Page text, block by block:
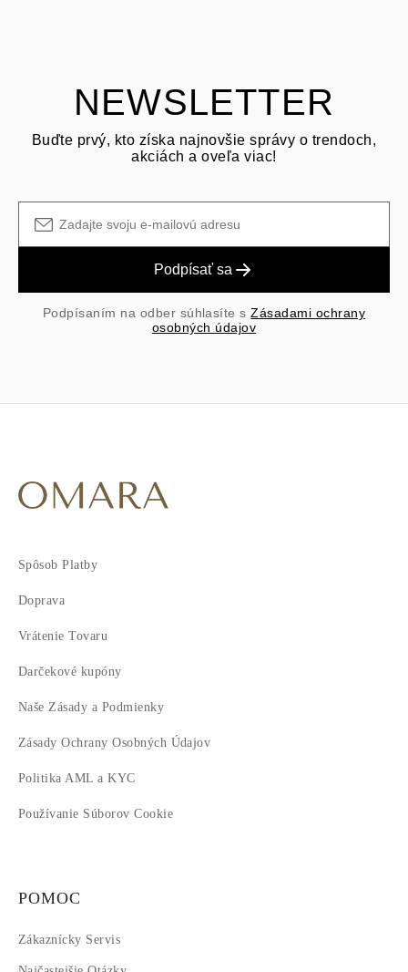
NEWSLETTER
Buďte prvý, kto získa najnovšie správy o trendoch,
akciách a oveľa viac!
Podpísať sa
Podpísaním na odber súhlasíte sZásadami ochrany
osobných údajov
Spôsob Platby
Doprava
Vrátenie Tovaru
Darčekové kupóny
Naše Zásady a Podmienky
Zásady Ochrany Osobných Údajov
Politika AML a KYC
Používanie Súborov Cookie
POMOC
Zákaznícky Servis